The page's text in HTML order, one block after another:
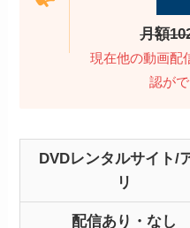
月額
現在他の動画配
認が
DVDレンタルサイト/
リ
配信あり・なし